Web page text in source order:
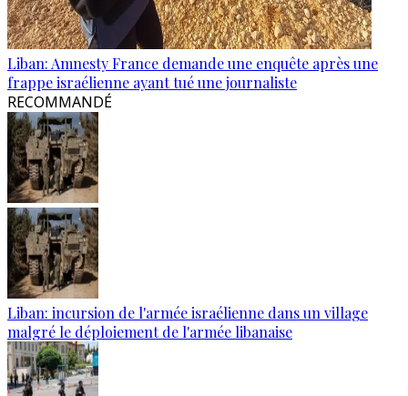
Liban: Amnesty France demande une enquête après une
frappe israélienne ayant tué une journaliste
RECOMMANDÉ
Liban: incursion de l'armée israélienne dans un village
malgré le déploiement de l'armée libanaise